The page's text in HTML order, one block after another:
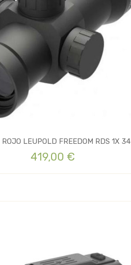
ROJO LEUPOLD FREEDOM RDS 1X 34
419,00 €